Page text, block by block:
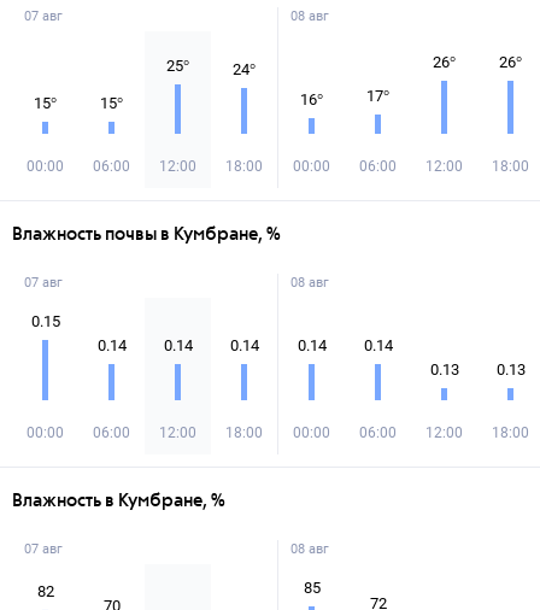
07 авг
15°
00:00
15°
06:00
25°
12:00
24°
18:00
08 авг
16°
00:00
17°
06:00
26°
12:00
26°
18:00
Влажность почвы в Кумбране, %
07 авг
0.15
00:00
0.14
06:00
0.14
12:00
0.14
18:00
08 авг
0.14
00:00
0.14
06:00
0.13
12:00
0.13
18:00
Влажность в Кумбране, %
07 авг
82
70
08 авг
85
72